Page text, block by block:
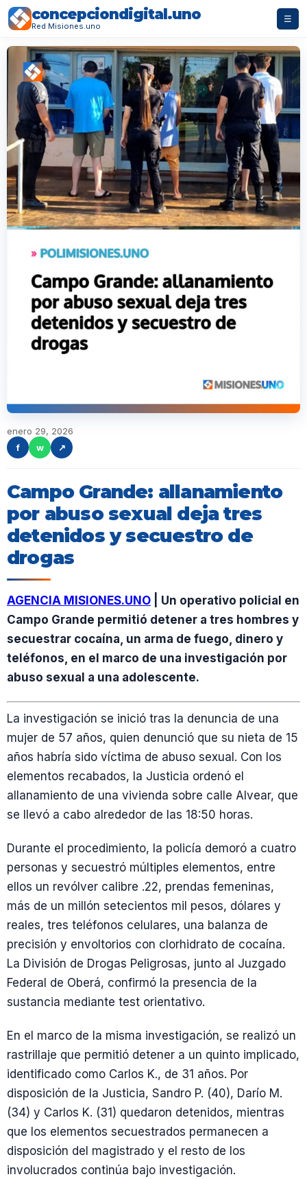
concepciondigital.uno
Red Misiones.uno
☰
enero 29, 2026
f
w ↗
Campo Grande: allanamiento
por abuso sexual deja tres
detenidos y secuestro de
drogas
AGENCIA MISIONES.UNO | Un operativo policial en
Campo Grande permitió detener a tres hombres y
secuestrar cocaína, un arma de fuego, dinero y
teléfonos, en el marco de una investigación por
abuso sexual a una adolescente.
La investigación se inició tras la denuncia de una
mujer de 57 años, quien denunció que su nieta de 15
años habría sido víctima de abuso sexual. Con los
elementos recabados, la Justicia ordenó el
allanamiento de una vivienda sobre calle Alvear, que
se llevó a cabo alrededor de las 18:50 horas.
Durante el procedimiento, la policía demoró a cuatro
personas y secuestró múltiples elementos, entre
ellos un revólver calibre .22, prendas femeninas,
más de un millón setecientos mil pesos, dólares y
reales, tres teléfonos celulares, una balanza de
precisión y envoltorios con clorhidrato de cocaína.
La División de Drogas Peligrosas, junto al Juzgado
Federal de Oberá, confirmó la presencia de la
sustancia mediante test orientativo.
En el marco de la misma investigación, se realizó un
rastrillaje que permitió detener a un quinto implicado,
identificado como Carlos K., de 31 años. Por
disposición de la Justicia, Sandro P. (40), Darío M.
(34) y Carlos K. (31) quedaron detenidos, mientras
que los elementos secuestrados permanecen a
disposición del magistrado y el resto de los
involucrados continúa bajo investigación.